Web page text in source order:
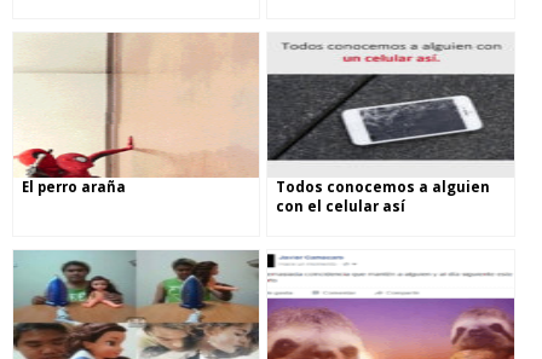
El perro araña
Todos conocemos a alguien
con el celular así